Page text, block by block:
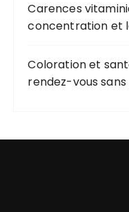
Carences
concentration et
Coloration et
rendez-vous